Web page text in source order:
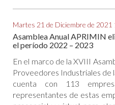
Martes 21 de Diciembre de 2021
Asamblea Anual APRIMIN
el período 2022 – 2023
En el marco de la XVIII
Proveedores Industriales de
cuenta con 113
representantes de estas